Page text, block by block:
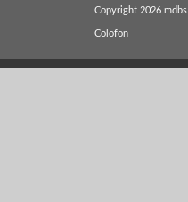
Copyright 2026 mdbs
Colofon